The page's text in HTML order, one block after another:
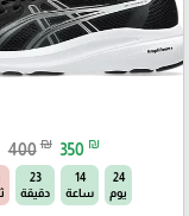
400 ₪ 350 ₪
24
يوم
14
ساعة
23
دقيقة